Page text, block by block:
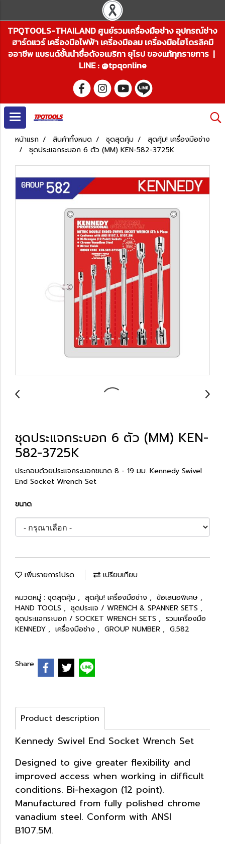
TPQTOOLS-THAILAND ศูนย์รวมเครื่องมือช่าง อุปกรณ์ช่าง
ฮาร์ดแวร์ เครื่องมือไฟฟ้า เครื่องมือลม เครื่องมือไฮโดรลิคมื
ออาชีพ แบรนด์ชั้นนำชื่อดังอเมริกา ยุโรป ของแท้ทุกรายการ |
LINE : @tpqonline
หน้าแรก สินค้าทั้งหมด ชุดสุดคุ้ม
สุดคุ้ม! เครื่องมือช่าง
ชุดประแจกระบอก 6 ตัว (MM) KEN-582-3725K
ชุดประแจกระบอก 6 ตัว (MM) KEN-
582-3725K
ประกอบด้วยประแจกระบอกขนาด 8 - 19 มม. Kennedy Swivel
End Socket Wrench Set
ขนาด
เพิ่มรายการโปรด เปรียบเทียบ
หมวดหมู่ : ชุดสุดคุ้ม , สุดคุ้ม! เครื่องมือช่าง , ข้อเสนอพิเศษ ,
HAND TOOLS , ชุดประแจ / WRENCH & SPANNER SETS ,
ชุดประแจกระบอก / SOCKET WRENCH SETS , รวมเครื่องมือ
KENNEDY , เครื่องมือช่าง , GROUP NUMBER , G.582
Share
Product description
Kennedy Swivel End Socket Wrench Set
Designed to give greater flexibility and
improved access when working in difficult
conditions. Bi-hexagon (12 point).
Manufactured from fully polished chrome
vanadium steel. Conform with ANSI
B107.5M.